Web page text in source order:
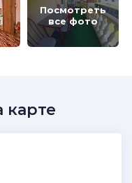
Посмотреть
все фото